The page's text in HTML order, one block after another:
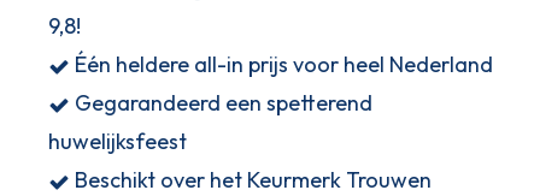
9,8!
Één heldere all-in prijs voor heel Nederland
Gegarandeerd een spetterend
huwelijksfeest
Beschikt over het Keurmerk Trouwen